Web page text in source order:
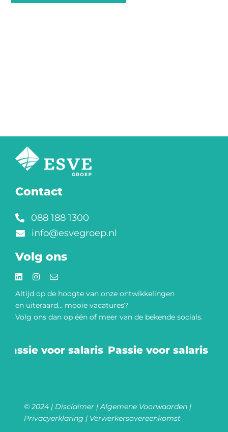
Contact
088 188 1300
info@esvegroep.nl
Volg ons
Altijd op de hoogte van onze ontwikkelingen
en uiteraard… mooie vacatures?
Volg ons dan op één of meer van de bekende socials.​
voor salaris Passie voor salaris
© 2024 | Disclaimer |Algemene Voorwaarden |
Privacyerklaring | Verwerkersovereenkomst